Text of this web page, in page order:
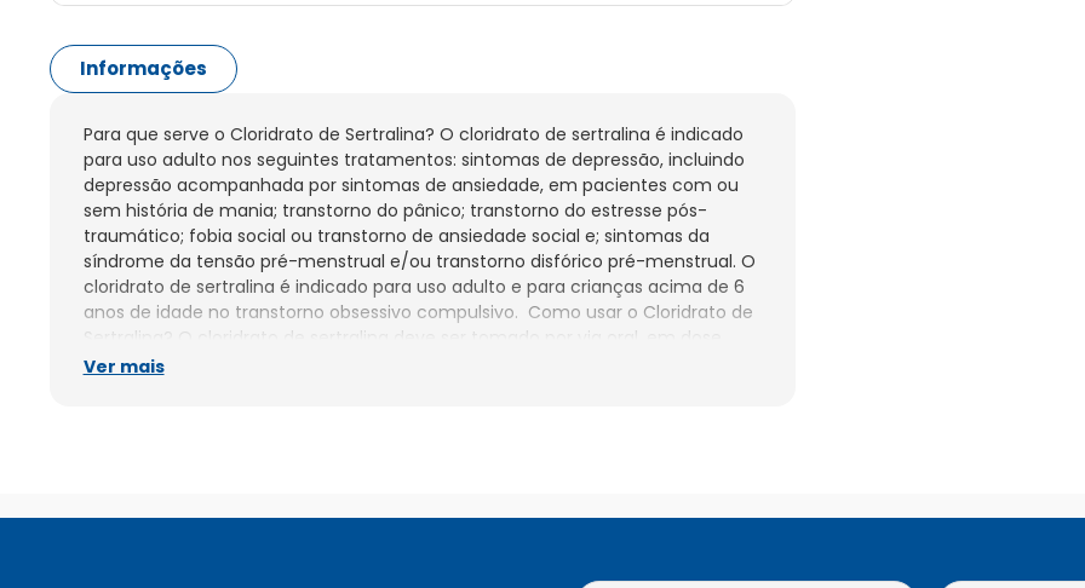
Informações
Para que serve o Cloridrato de Sertralina? O cloridrato de sertralina é indicado
para uso adulto nos seguintes tratamentos: sintomas de depressão, incluindo
depressão acompanhada por sintomas de ansiedade, em pacientes com ou
sem história de mania; transtorno do pânico; transtorno do estresse pós-
traumático; fobia social ou transtorno de ansiedade social e; sintomas da
síndrome da tensão pré-menstrual e/ou transtorno disfórico pré-menstrual. O
cloridrato de sertralina é indicado para uso adulto e para crianças acima de 6
anos de idade no transtorno obsessivo compulsivo.  Como usar o Cloridrato de
Sertralina? O cloridrato de sertralina deve ser tomado por via oral, em dose
única diária pela manhã ou à noite, com ou sem alimentos, preferencialmente
horários, as doses e a duração do tratamento. Não interrompa o tratamento
Ver mais